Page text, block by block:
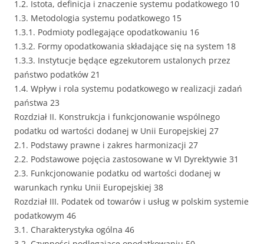
1.2. Istota, definicja i znaczenie systemu podatkowego 10
1.3. Metodologia systemu podatkowego 15
1.3.1. Podmioty podlegające opodatkowaniu 16
1.3.2. Formy opodatkowania składające się na system 18
1.3.3. Instytucje będące egzekutorem ustalonych przez
państwo podatków 21
1.4. Wpływ i rola systemu podatkowego w realizacji zadań
państwa 23
Rozdział II. Konstrukcja i funkcjonowanie wspólnego
podatku od wartości dodanej w Unii Europejskiej 27
2.1. Podstawy prawne i zakres harmonizacji 27
2.2. Podstawowe pojęcia zastosowane w VI Dyrektywie 31
2.3. Funkcjonowanie podatku od wartości dodanej w
warunkach rynku Unii Europejskiej 38
Rozdział III. Podatek od towarów i usług w polskim systemie
podatkowym 46
3.1. Charakterystyka ogólna 46